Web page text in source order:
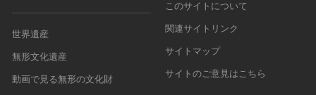
世界遺産
無形文化遺産
動画で見る無形の文化財
このサイトについて
関連サイトリンク
サイトマップ
サイトのご意見はこちら